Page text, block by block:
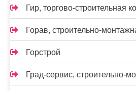
Гир, торгово-строительная
Горав, строительно-
Горстрой
Град-сервис, строительно-